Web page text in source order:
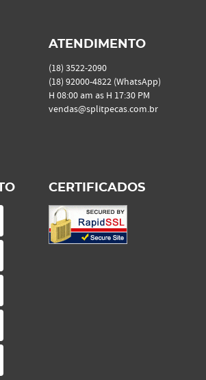
ATENDIMENTO
(18) 3522-2090
(18) 92000-4822 (WhatsApp)
H 08:00 am as H 17:30 PM
vendas@splitpecas.com.br
CERTIFICADOS